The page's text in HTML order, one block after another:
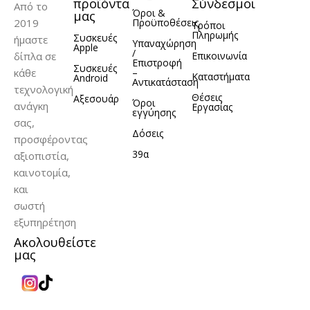
ΥΛΙΚΌ Σιλικόνη ΥΛΙΚΌ TPU
Από το
2019
ήμαστε
δίπλα σε
κάθε
τεχνολογική
ανάγκη
σας,
προσφέροντας
αξιοπιστία,
καινοτομία,
και
σωστή
εξυπηρέτηση
Ακολουθείστε
μας
προϊόντα
μας
Συσκευές
Apple
Συσκευές
Android
Αξεσουάρ
Όροι &
Προϋποθέσεις
Υπαναχώρηση
/
Επιστροφή
–
Αντικατάσταση
Όροι
εγγύησης
Δόσεις
39α
Σύνδεσμοι
Τρόποι
Πληρωμής
Επικοινωνία
Καταστήματα
Θέσεις
Εργασίας